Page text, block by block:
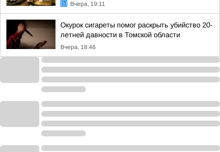
Вчера, 19:11
Окурок сигареты помог раскрыть убийство 20-
летней давности в Томской области
Вчера, 18:46